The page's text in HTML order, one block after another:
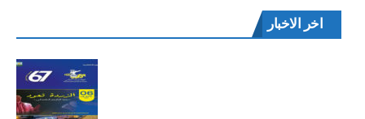
اخر الاخبار